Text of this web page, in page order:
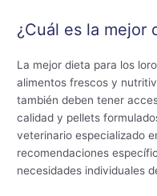
¿Cuál es la mejor
La mejor dieta para los
alimentos frescos y
también deben tener
calidad y pellets
veterinario especializado
recomendaciones
necesidades individuales